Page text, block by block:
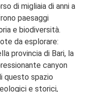
di migliaia di anni a
paesaggi
e biodiversità.
da esplorare:
provincia di Bari, la
canyon
questo spazio
e storici,